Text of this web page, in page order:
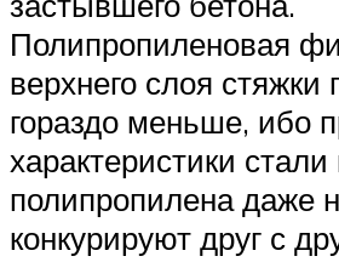
Полипропиленовая
верхнего слоя стяжки
гораздо меньше, ибо
характеристики стали
полипропилена даже
конкурируют друг с